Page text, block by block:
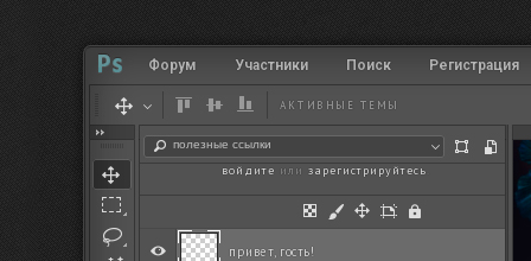
полезные ссылки
Форум Участники Поиск Регистрация
АКТИВНЫЕ ТЕМЫ
привет, гость!
войдите или зарегистрируйтесь